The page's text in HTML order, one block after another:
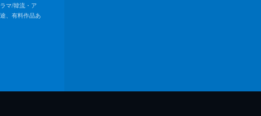
マ/韓流・ア
、有料作品あ